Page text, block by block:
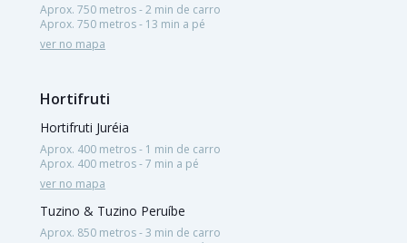
Aprox. 750 metros - 2 min de carro
Aprox. 750 metros - 13 min a pé
ver no mapa
Hortifruti
Hortifruti Juréia
Aprox. 400 metros - 1 min de carro
Aprox. 400 metros - 7 min a pé
ver no mapa
Tuzino & Tuzino Peruíbe
Aprox. 850 metros - 3 min de carro